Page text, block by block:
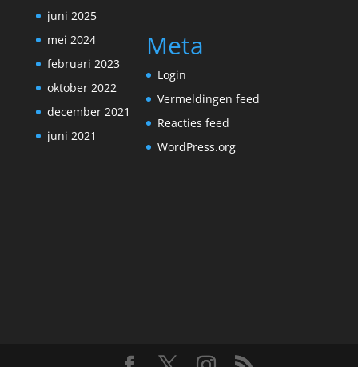
juni 2025
mei 2024
februari 2023
oktober 2022
december 2021
juni 2021
Meta
Login
Vermeldingen feed
Reacties feed
WordPress.org